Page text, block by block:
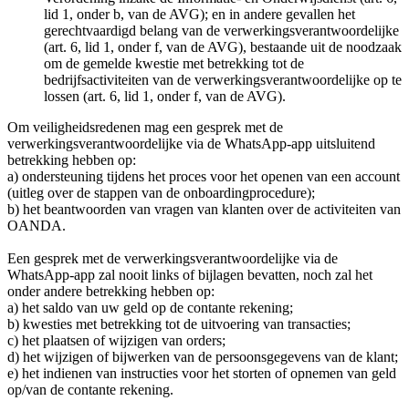
lid 1, onder b, van de AVG); en in andere gevallen het
gerechtvaardigd belang van de verwerkingsverantwoordelijke
(art. 6, lid 1, onder f, van de AVG), bestaande uit de noodzaak
om de gemelde kwestie met betrekking tot de
bedrijfsactiviteiten van de verwerkingsverantwoordelijke op te
lossen (art. 6, lid 1, onder f, van de AVG).
Om veiligheidsredenen mag een gesprek met de
verwerkingsverantwoordelijke via de WhatsApp-app uitsluitend
betrekking hebben op:
a) ondersteuning tijdens het proces voor het openen van een account
(uitleg over de stappen van de onboardingprocedure);
b) het beantwoorden van vragen van klanten over de activiteiten van
OANDA.
Een gesprek met de verwerkingsverantwoordelijke via de
WhatsApp-app zal nooit links of bijlagen bevatten, noch zal het
onder andere betrekking hebben op:
a) het saldo van uw geld op de contante rekening;
b) kwesties met betrekking tot de uitvoering van transacties;
c) het plaatsen of wijzigen van orders;
d) het wijzigen of bijwerken van de persoonsgegevens van de klant;
e) het indienen van instructies voor het storten of opnemen van geld
op/van de contante rekening.